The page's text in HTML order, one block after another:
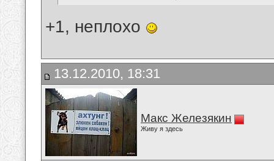
+1, неплохо
13.12.2010, 18:31
Макс Железякин
Живу я здесь